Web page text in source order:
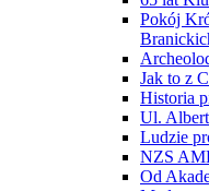
Pokój
Jak to z
Historia
Ul.
Ludzie
NZS
Od